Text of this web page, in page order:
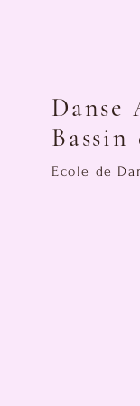
Danse
Bassin
Ecole de